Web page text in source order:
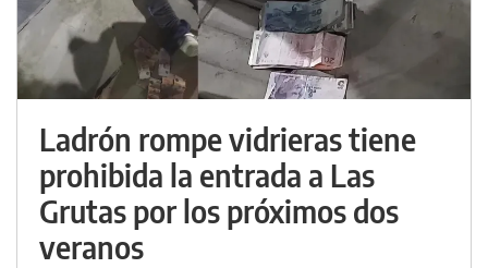
Ladrón rompe vidrieras tiene
prohibida la entrada a Las
Grutas por los próximos dos
veranos